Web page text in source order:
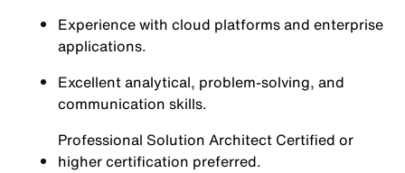
Experience with cloud platforms and enterprise
applications.
Excellent analytical, problem-solving, and
communication skills.
Professional Solution Architect Certified or
higher certification preferred.